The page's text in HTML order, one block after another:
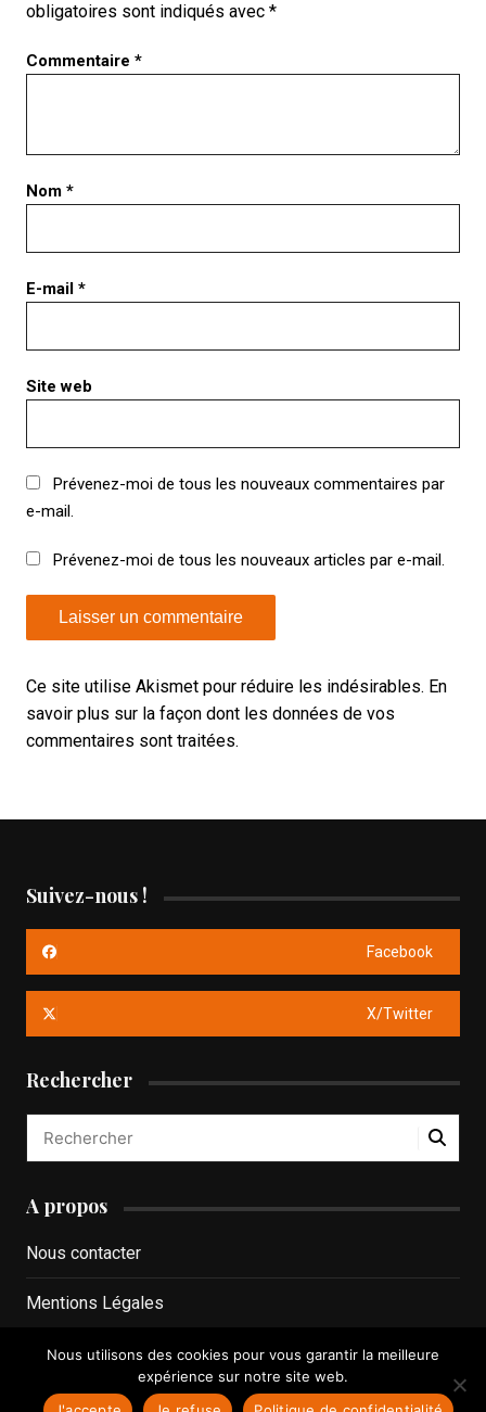
obligatoires sont indiqués avec *
Commentaire *
Nom *
E-mail *
Site web
Prévenez-moi de tous les nouveaux commentaires par
e-mail.
Prévenez-moi de tous les nouveaux articles par e-mail.
Ce site utilise Akismet pour réduire les indésirables. En
savoir plus sur la façon dont les données de vos
commentaires sont traitées.
Suivez-nous !
Facebook
X/Twitter
Rechercher
A propos
Nous contacter
Mentions Légales
Politique de confidentialité
Nous utilisons des cookies pour vous garantir la meilleure
expérience sur notre site web.